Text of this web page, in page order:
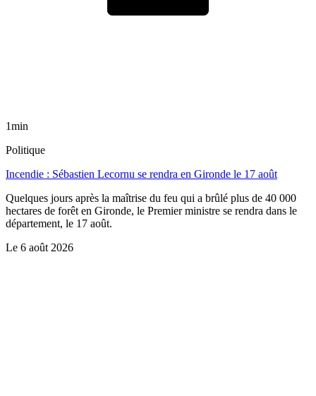
1min
Politique
Incendie : Sébastien Lecornu se rendra en Gironde le 17 août
Quelques jours après la maîtrise du feu qui a brûlé plus de 40 000
hectares de forêt en Gironde, le Premier ministre se rendra dans le
département, le 17 août.
Le 6 août 2026